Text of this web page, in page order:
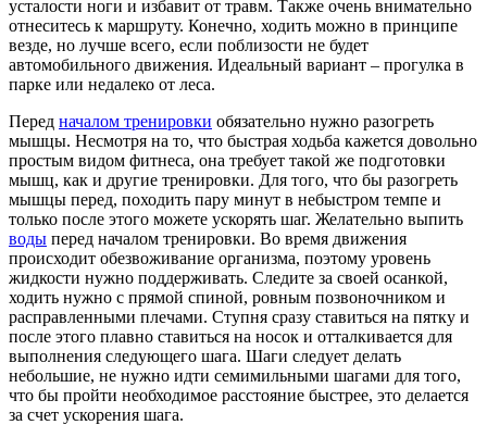
усталости ноги и избавит от травм. Также очень внимательно
отнеситесь к маршруту. Конечно, ходить можно в принципе
везде, но лучше всего, если поблизости не будет
автомобильного движения. Идеальный вариант – прогулка в
парке или недалеко от леса.
Перед началом тренировки обязательно нужно разогреть
мышцы. Несмотря на то, что быстрая ходьба кажется довольно
простым видом фитнеса, она требует такой же подготовки
мышц, как и другие тренировки. Для того, что бы разогреть
мышцы перед, походить пару минут в небыстром темпе и
только после этого можете ускорять шаг. Желательно выпить
воды перед началом тренировки. Во время движения
происходит обезвоживание организма, поэтому уровень
жидкости нужно поддерживать. Следите за своей осанкой,
ходить нужно с прямой спиной, ровным позвоночником и
расправленными плечами. Ступня сразу ставиться на пятку и
после этого плавно ставиться на носок и отталкивается для
выполнения следующего шага. Шаги следует делать
небольшие, не нужно идти семимильными шагами для того,
что бы пройти необходимое расстояние быстрее, это делается
за счет ускорения шага.